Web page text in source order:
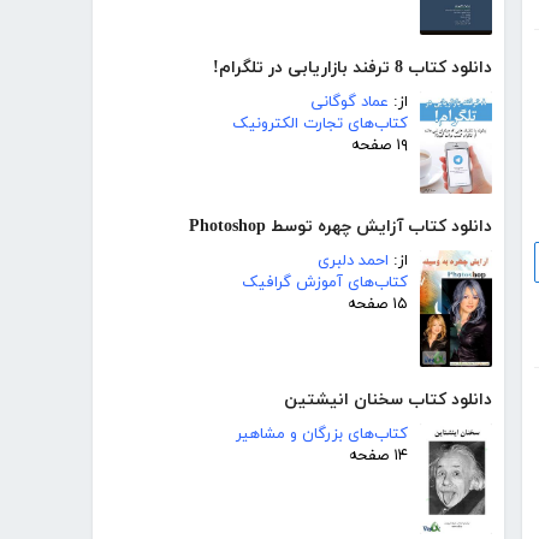
دانلود کتاب 8 ترفند بازاریابی در تلگرام!
از: عماد گوگانی
کتاب‌های تجارت الکترونیک
۱۹ صفحه
دانلود کتاب آزایش چهره توسط Photoshop
از: احمد دلبری
کتاب‌های آموزش گرافیک
۱۵ صفحه
دانلود کتاب سخنان انیشتین
کتاب‌های بزرگان و مشاهیر
۱۴ صفحه